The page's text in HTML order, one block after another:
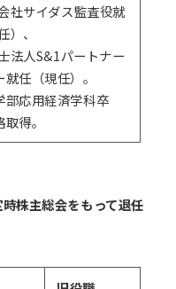
サイダス監査役就
、
人S&1パートナー
任（現任）。
部応用経済学科卒
得。
株主総会をもって退任